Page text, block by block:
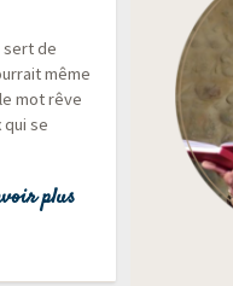
sert de
même
mot rêve
se
plus